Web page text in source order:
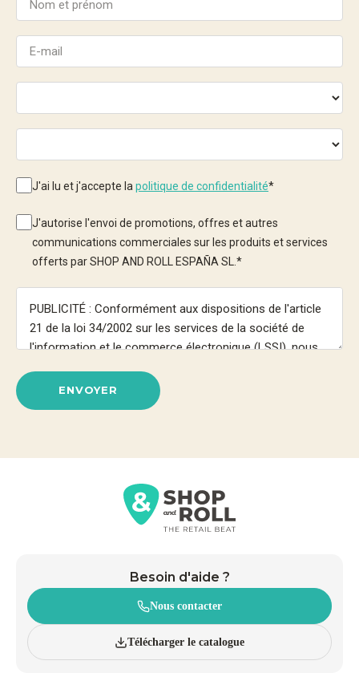
J'ai lu et j'accepte la politique de confidentialité*
J'autorise l'envoi de promotions, offres et autres
communications commerciales sur les produits et services
offerts par SHOP AND ROLL ESPAÑA SL. *
ENVOYER
Besoin d'aide ?
Nous contacter
Télécharger le catalogue